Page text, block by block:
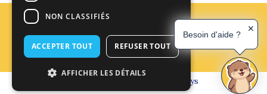
Plan du site
Espace Professionnels
Vackélys
NON CLASSIFIÉS
ACCEPTER TOUT REFUSER TOUT
AFFICHER LES DÉTAILS
Besoin d'aide ?
✕